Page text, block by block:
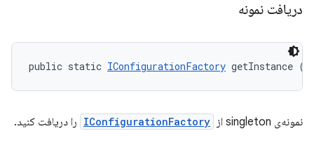
دریافت نمونه
public static IConfigurationFactory getInstance ()
نمونه‌ی singleton از IConfigurationFactory را دریافت کنید.